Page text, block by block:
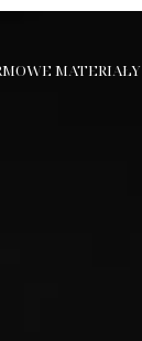
MATERIAŁY